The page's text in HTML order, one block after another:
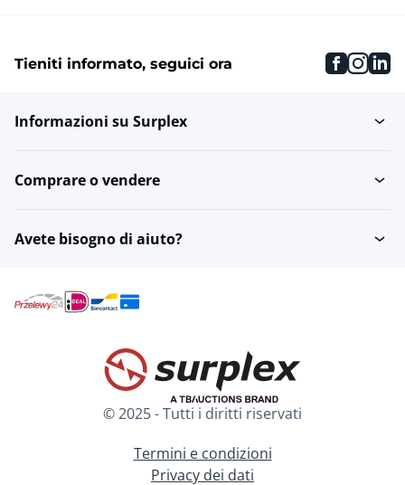
Compensato Quercia africana
Douglas
Bambù Pannelli di rivestimento
Tieniti informato, seguici ora
Informazioni su Surplex
Comprare o vendere
Avete bisogno di aiuto?
© 2025 - Tutti i diritti riservati
Termini e condizioni
Privacy dei dati